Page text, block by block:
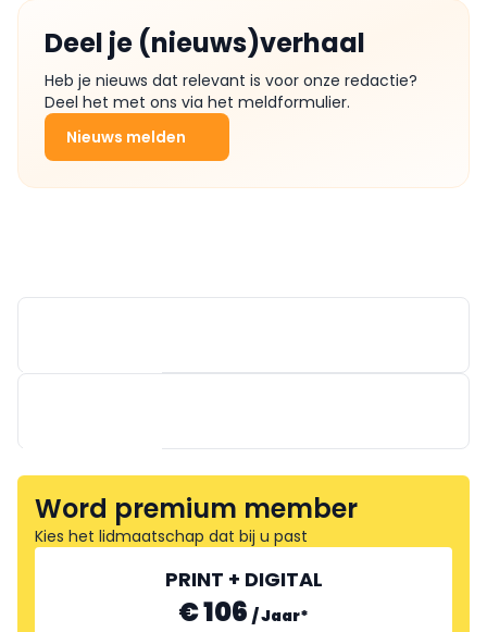
Deel je (nieuws)verhaal
Heb je nieuws dat relevant is voor onze redactie?
Deel het met ons via het meldformulier.
Nieuws melden
SPELSBERG BELGIUM
Word premium member
Kies het lidmaatschap dat bij u past
PRINT + DIGITAL
€ 106 /Jaar*